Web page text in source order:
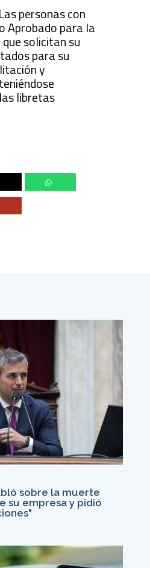
personas con
Aprobado para la
solicitan su
para su
y
libretas
sobre la muerte
su empresa y pidió